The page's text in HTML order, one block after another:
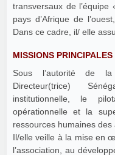
transversaux de
pays d’Afrique de
Dans ce cadre, il/ elle
MISSIONS PRINCIPALES
Sous l’autorité de
Directeur(trice)
institutionnelle, le
opérationnelle et la
ressources humaines des
Il/elle veille à la mise en
l’association, au